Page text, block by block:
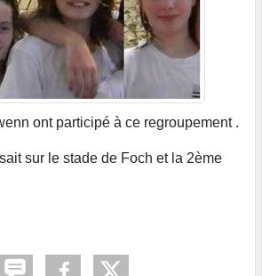
ont participé à ce regroupement .
sur le stade de Foch et la 2ème